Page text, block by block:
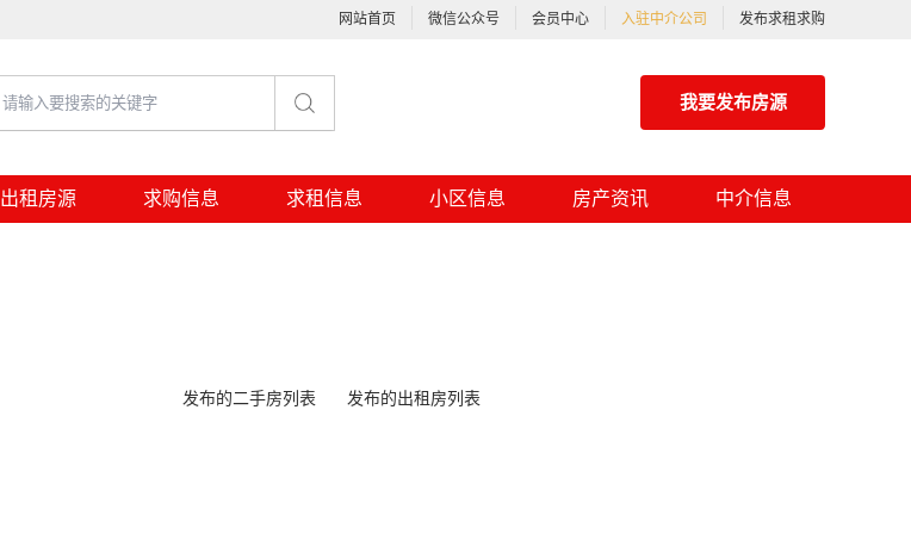
网站首页 微信公众号 会员中心 入驻中介公司 发布求租求购
我要发布房源
出租房源 求购信息 求租信息 小区信息 房产资讯 中介信息
发布的二手房列表 发布的出租房列表